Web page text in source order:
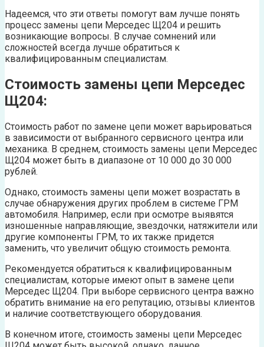
Надеемся, что эти ответы помогут вам лучше понять
процесс замены цепи Мерседес Щ204 и решить
возникающие вопросы. В случае сомнений или
сложностей всегда лучше обратиться к
квалифицированным специалистам.
Стоимость замены цепи Мерседес
Щ204:
Стоимость работ по замене цепи может варьироваться
в зависимости от выбранного сервисного центра или
механика. В среднем, стоимость замены цепи Мерседес
Щ204 может быть в диапазоне от 10 000 до 30 000
рублей.
Однако, стоимость замены цепи может возрастать в
случае обнаружения других проблем в системе ГРМ
автомобиля. Например, если при осмотре выявятся
изношенные направляющие, звездочки, натяжители или
другие компоненты ГРМ, то их также придется
заменить, что увеличит общую стоимость ремонта.
Рекомендуется обратиться к квалифицированным
специалистам, которые имеют опыт в замене цепи
Мерседес Щ204. При выборе сервисного центра важно
обратить внимание на его репутацию, отзывы клиентов
и наличие соответствующего оборудования.
В конечном итоге, стоимость замены цепи Мерседес